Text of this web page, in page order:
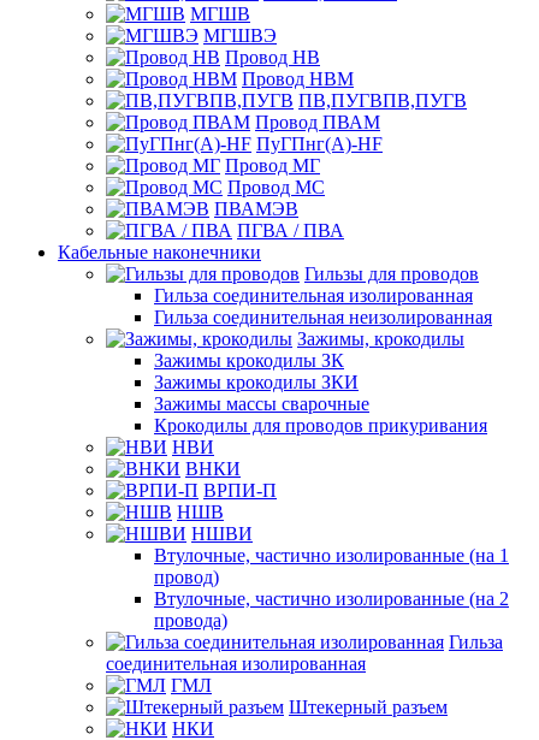
МГШВ
МГШВЭ
Провод НВ
Провод НВМ
ПВ,ПУГВПВ,ПУГВ
Провод ПВАМ
ПуГПнг(A)-HF
Провод МГ
Провод МС
ПВАМЭВ
ПГВА / ПВА
Кабельные наконечники
Гильзы для проводов
Гильза соединительная изолированная
Гильза соединительная неизолированная
Зажимы, крокодилы
Зажимы крокодилы ЗК
Зажимы крокодилы ЗКИ
Зажимы массы сварочные
Крокодилы для проводов прикуривания
НВИ
ВНКИ
ВРПИ-П
НШВ
НШВИ
Втулочные, частично изолированные (на 1
провод)
Втулочные, частично изолированные (на 2
провода)
Гильза
соединительная изолированная
ГМЛ
Штекерный разъем
НКИ